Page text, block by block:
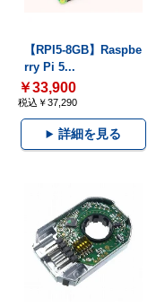
【RPI5-8GB】Raspbe
rry Pi 5...
￥33,900
税込￥37,290
詳細を見る